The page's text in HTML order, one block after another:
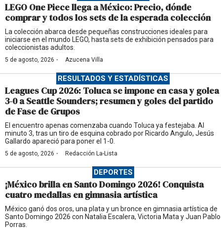
LEGO One Piece llega a México: Precio, dónde
comprar y todos los sets de la esperada colección
La colección abarca desde pequeñas construcciones ideales para
iniciarse en el mundo LEGO, hasta sets de exhibición pensados para
coleccionistas adultos.
5 de agosto, 2026 · Azucena Villa
RESULTADOS Y ESTADÍSTICAS
Leagues Cup 2026: Toluca se impone en casa y golea
3-0 a Seattle Sounders; resumen y goles del partido
de Fase de Grupos
El encuentro apenas comenzaba cuando Toluca ya festejaba. Al
minuto 3, tras un tiro de esquina cobrado por Ricardo Angulo, Jesús
Gallardo apareció para poner el 1-0.
5 de agosto, 2026 · Redacción La-Lista
DEPORTES
¡México brilla en Santo Domingo 2026! Conquista
cuatro medallas en gimnasia artística
México ganó dos oros, una plata y un bronce en gimnasia artística de
Santo Domingo 2026 con Natalia Escalera, Victoria Mata y Juan Pablo
Porras.